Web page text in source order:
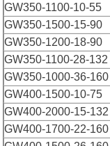
GW350-1100-10-55
GW350-1500-15-90
GW350-1200-18-90
GW350-1100-28-132
GW350-1000-36-160
GW400-1500-10-75
GW400-2000-15-132
GW400-1700-22-160